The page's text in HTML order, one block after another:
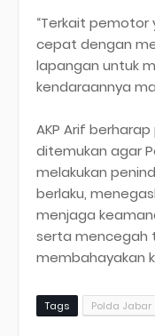
“Terkait
cepat dengan
lapangan untuk
kendaraannya
AKP Arif
ditemukan agar
melakukan
berlaku,
menjaga
serta mencegah
membahayakan
Tags Polda Jabar